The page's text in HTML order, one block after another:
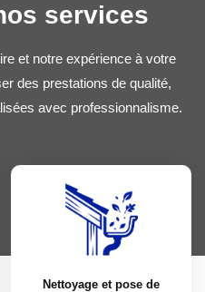
services
et notre expérience à votre
des prestations de qualité,
avec professionnalisme.
Nettoyage et pose de